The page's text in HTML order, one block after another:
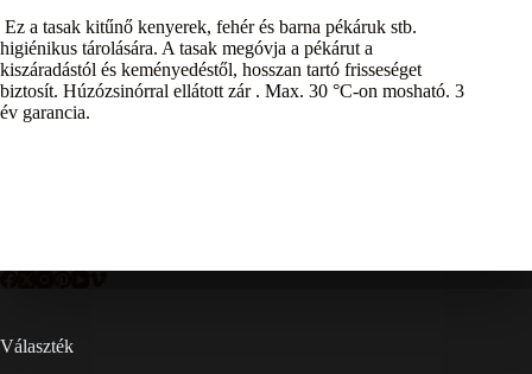
Ez a tasak kitűnő kenyerek, fehér és barna pékáruk stb.
higiénikus tárolására. A tasak megóvja a pékárut a
kiszáradástól és keményedéstől, hosszan tartó frisseséget
biztosít. Húzózsinórral ellátott zár . Max. 30 °C-on mosható. 3
év garancia.
Választék